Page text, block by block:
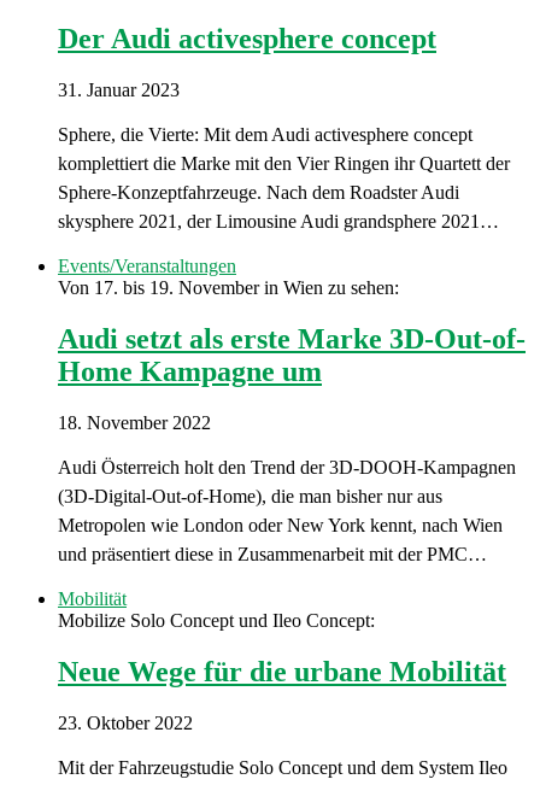
Der Audi activesphere concept
31. Januar 2023
Sphere, die Vierte: Mit dem Audi activesphere concept
komplettiert die Marke mit den Vier Ringen ihr Quartett der
Sphere-Konzeptfahrzeuge. Nach dem Roadster Audi
skysphere 2021, der Limousine Audi grandsphere 2021…
Events/Veranstaltungen
Von 17. bis 19. November in Wien zu sehen:
Audi setzt als erste Marke 3D-Out-of-
Home Kampagne um
18. November 2022
Audi Österreich holt den Trend der 3D-DOOH-Kampagnen
(3D-Digital-Out-of-Home), die man bisher nur aus
Metropolen wie London oder New York kennt, nach Wien
und präsentiert diese in Zusammenarbeit mit der PMC…
Mobilität
Mobilize Solo Concept und Ileo Concept:
Neue Wege für die urbane Mobilität
23. Oktober 2022
Mit der Fahrzeugstudie Solo Concept und dem System Ileo